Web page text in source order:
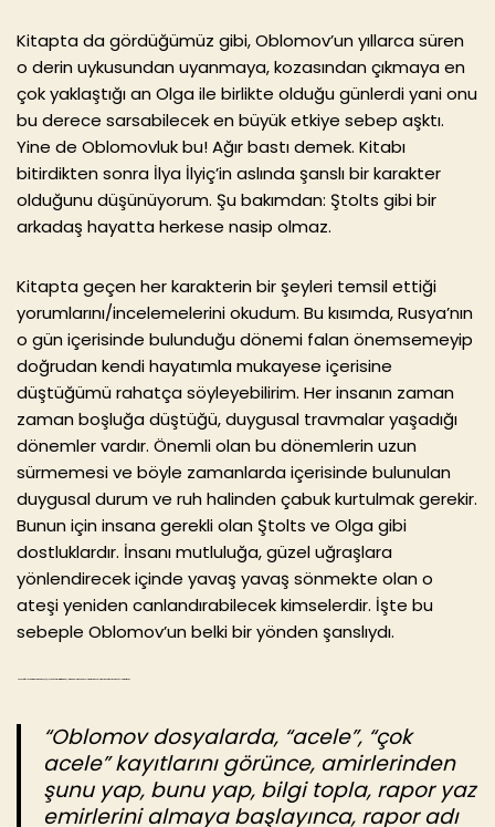
Kitapta da gördüğümüz gibi, Oblomov’un yıllarca süren
o derin uykusundan uyanmaya, kozasından çıkmaya en
çok yaklaştığı an Olga ile birlikte olduğu günlerdi yani onu
bu derece sarsabilecek en büyük etkiye sebep aşktı.
Yine de Oblomovluk bu! Ağır bastı demek. Kitabı
bitirdikten sonra İlya İlyiç’in aslında şanslı bir karakter
olduğunu düşünüyorum. Şu bakımdan: Ştolts gibi bir
arkadaş hayatta herkese nasip olmaz.
Kitapta geçen her karakterin bir şeyleri temsil ettiği
yorumlarını/incelemelerini okudum. Bu kısımda, Rusya’nın
o gün içerisinde bulunduğu dönemi falan önemsemeyip
doğrudan kendi hayatımla mukayese içerisine
düştüğümü rahatça söyleyebilirim. Her insanın zaman
zaman boşluğa düştüğü, duygusal travmalar yaşadığı
dönemler vardır. Önemli olan bu dönemlerin uzun
sürmemesi ve böyle zamanlarda içerisinde bulunulan
duygusal durum ve ruh halinden çabuk kurtulmak gerekir.
Bunun için insana gerekli olan Ştolts ve Olga gibi
dostluklardır. İnsanı mutluluğa, güzel uğraşlara
yönlendirecek içinde yavaş yavaş sönmekte olan o
ateşi yeniden canlandırabilecek kimselerdir. İşte bu
sebeple Oblomov’un belki bir yönden şanslıydı.
“Oblomov dosyalarda, “acele”, “çok
acele” kayıtlarını görünce, amirlerinden
şunu yap, bunu yap, bilgi topla, rapor yaz
emirlerini almaya başlayınca, rapor adı